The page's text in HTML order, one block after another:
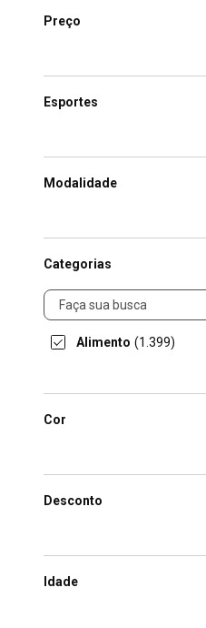
Preço
Esportes
Modalidade
Categorias
Categorias
Alimento (1.399)
Cor
Desconto
Idade